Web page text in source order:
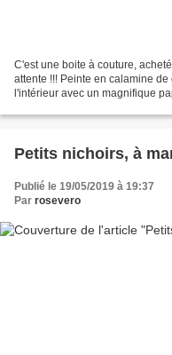
C'est une boite à couture,
attente !!! Peinte en calamine
l'intérieur avec un magnifique
Petits nichoirs, à
Publié le 19/05/2019 à 19:37
Par rosevero